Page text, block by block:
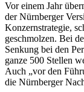
Vor einem Jahr
der Nürnberger
Konzernstrategie,
geschmolzen. Bei
Senkung bei den
ganze 500 Stellen
Auch „vor den
die Nürnberger